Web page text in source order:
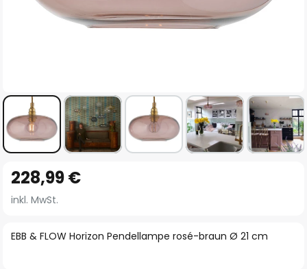
Anfang
der
springen
EBB & FLOW Horizon Pendellampe rosé-braun Ø 21 cm
228,99 €
inkl. MwSt.